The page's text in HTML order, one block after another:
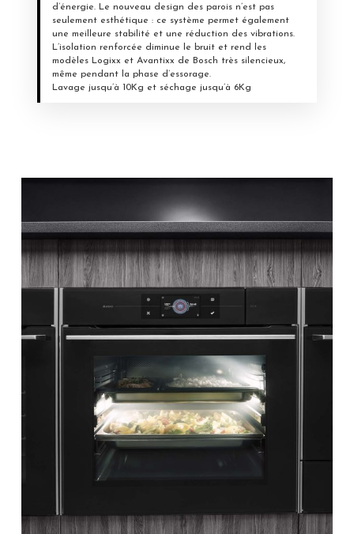
d’énergie. Le nouveau design des parois n’est pas
seulement esthétique : ce système permet également
une meilleure stabilité et une réduction des vibrations.
L’isolation renforcée diminue le bruit et rend les
modèles Logixx et Avantixx de Bosch très silencieux,
même pendant la phase d’essorage.
Lavage jusqu’à 10Kg et séchage jusqu’à 6Kg